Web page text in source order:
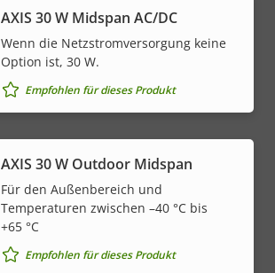
AXIS 30 W Midspan AC/DC
Wenn die Netzstromversorgung keine
Option ist, 30 W.
Empfohlen für dieses Produkt
AXIS 30 W Outdoor Midspan
Für den Außenbereich und
Temperaturen zwischen –40 °C bis
+65 °C
Empfohlen für dieses Produkt